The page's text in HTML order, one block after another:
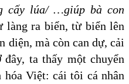
cấy lúa/…giúp bà con
làng ra biển, từ biển lên
diện, mà còn can dự, cải
ta thấy một chuyển
hóa Việt: cái tôi cá nhân